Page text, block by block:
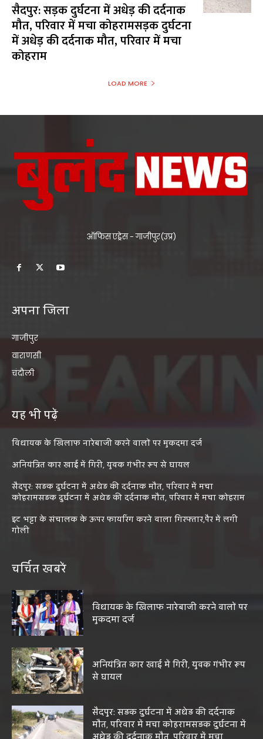
सैदपुर: सड़क दुर्घटना में अधेड़ की दर्दनाक
मौत, परिवार में मचा कोहरामसड़क दुर्घटना
में अधेड़ की दर्दनाक मौत, परिवार में मचा
कोहराम
LOAD MORE
ऑफिस एड्रेस - गाजीपुर(उप्र)
अपना जिला
गाजीपुर
वाराणसी
चंदौली
यह भी पढ़ें
विधायक के खिलाफ नारेबाजी करने वालों पर मुकदमा दर्ज
अनियंत्रित कार खाई में गिरी, युवक गंभीर रूप से घायल
सैदपुर: सड़क दुर्घटना में अधेड़ की दर्दनाक मौत, परिवार में मचा
कोहरामसड़क दुर्घटना में अधेड़ की दर्दनाक मौत, परिवार में मचा कोहराम
इट भट्टा के संचालक के ऊपर फायरिंग करने वाला गिरफ्तार,पैर में लगी
गोली
चर्चित खबरें
विधायक के खिलाफ नारेबाजी करने वालों पर
मुकदमा दर्ज
अनियंत्रित कार खाई में गिरी, युवक गंभीर रूप
से घायल
सैदपुर: सड़क दुर्घटना में अधेड़ की दर्दनाक
मौत, परिवार में मचा कोहरामसड़क दुर्घटना में